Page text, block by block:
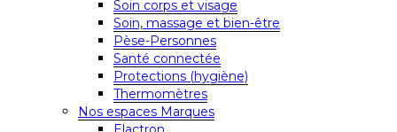
Soin corps et visage
Soin, massage et bien-être
Pèse-Personnes
Santé connectée
Protections (hygiène)
Thermomètres
Nos espaces Marques